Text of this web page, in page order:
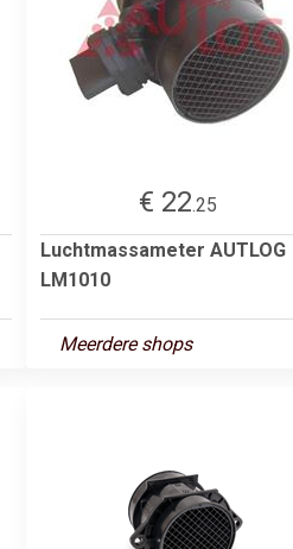
€ 22.25
Luchtmassameter AUTLOG
LM1010
Meerdere shops